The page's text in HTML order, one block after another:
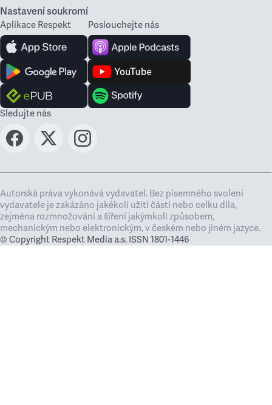
Nastavení soukromí
Aplikace Respekt Poslouchejte nás
Sledujte nás
Autorská práva vykonává vydavatel. Bez písemného svolení
vydavatele je zakázáno jakékoli užití částí nebo celku díla,
zejména rozmnožování a šíření jakýmkoli způsobem,
mechanickým nebo elektronickým, v českém nebo jiném jazyce.
© Copyright Respekt Media a.s. ISSN 1801-1446